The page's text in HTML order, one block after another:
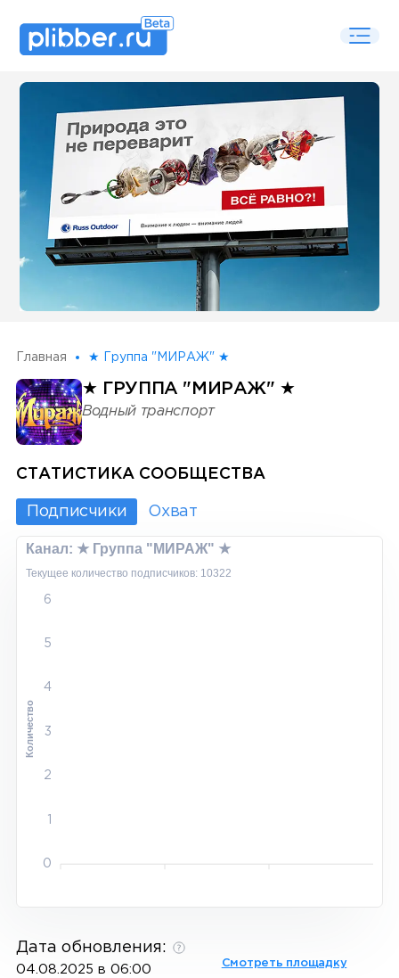
Some SEO Title
Главная ★ Группа "МИРАЖ" ★
★ ГРУППА "МИРАЖ" ★
Водный транспорт
СТАТИСТИКА СООБЩЕСТВА
Подписчики Охват
Канал: ★ Группа "МИРАЖ" ★
Текущее количество подписчиков: 10322
6
5
4
3
2
1
0
Количество
Дата обновления:
04.08.2025 в 06:00 Смотреть площадку